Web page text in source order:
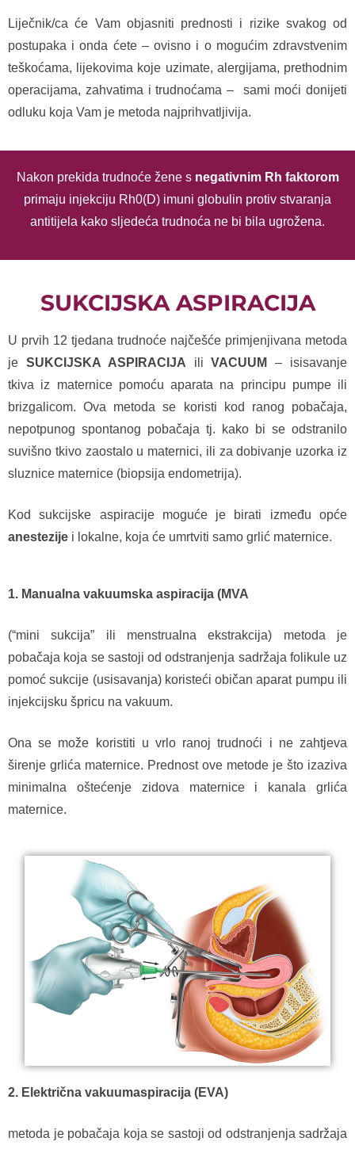
Liječnik/ca će Vam objasniti prednosti i rizike svakog od
postupaka i onda ćete – ovisno i o mogućim zdravstvenim
teškoćama, lijekovima koje uzimate, alergijama, prethodnim
operacijama, zahvatima i trudnoćama – sami moći donijeti
odluku koja Vam je metoda najprihvatljivija.
Nakon prekida trudnoće žene s negativnim Rh faktorom
primaju injekciju Rh0(D) imuni globulin protiv stvaranja
antitijela kako sljedeća trudnoća ne bi bila ugrožena.
SUKCIJSKA ASPIRACIJA
U prvih 12 tjedana trudnoće najčešće primjenjivana metoda
je SUKCIJSKA ASPIRACIJA iliVACUUM– isisavanje
tkiva iz maternice pomoću aparata na principu pumpe ili
brizgalicom. Ova metoda se koristi kod ranog pobačaja,
nepotpunog spontanog pobačaja tj. kako bi se odstranilo
suvišno tkivo zaostalo u maternici, ili za dobivanje uzorka iz
sluznice maternice (biopsija endometrija).
Kod sukcijske aspiracije moguće je birati između opće
anestezije i lokalne, koja će umrtviti samo grlić maternice.
1. Manualna vakuumska aspiracija (MVA
(“mini sukcija” ili menstrualna ekstrakcija) metoda je
pobačaja koja se sastoji od odstranjenja sadržaja folikule uz
pomoć sukcije (usisavanja) koristeći običan aparat pumpu ili
injekcijsku špricu na vakuum.
Ona se može koristiti u vrlo ranoj trudnoći i ne zahtjeva
širenje grlića maternice. Prednost ove metode je što izaziva
minimalna oštećenje zidova maternice i kanala grlića
maternice.
2. Električna vakuumaspiracija (EVA)
metoda je pobačaja koja se sastoji od odstranjenja sadržaja